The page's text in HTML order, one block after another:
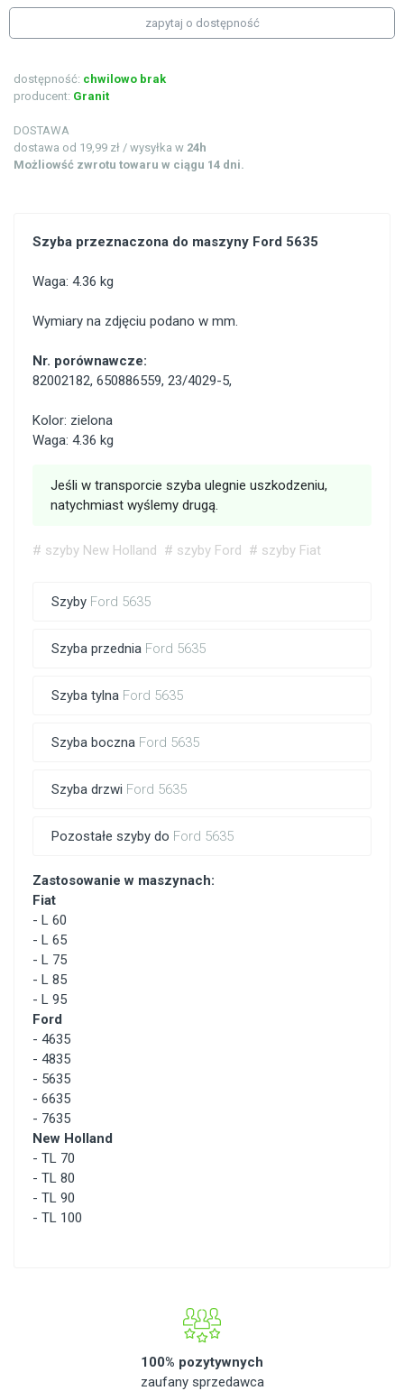
zapytaj o dostępność
dostępność: chwilowo brak
producent: Granit
DOSTAWA
dostawa od 19,99 zł / wysyłka w 24h
Możliowść zwrotu towaru w ciągu 14 dni.
Szyby Ford 5635
Szyba przednia Ford 5635
Szyba tylna Ford 5635
Szyba boczna Ford 5635
Szyba drzwi Ford 5635
Pozostałe szyby do Ford 5635
Szyba przeznaczona do maszyny Ford 5635
Waga: 4.36 kg
Wymiary na zdjęciu podano w mm.
Nr. porównawcze:
82002182, 650886559, 23/4029-5,
Kolor: zielona
Waga: 4.36 kg
Jeśli w transporcie szyba ulegnie uszkodzeniu,
natychmiast wyślemy drugą.
# szyby New Holland # szyby Ford # szyby Fiat
Zastosowanie w maszynach:
Fiat
- L 60
- L 65
- L 75
- L 85
- L 95
Ford
- 4635
- 4835
- 5635
- 6635
- 7635
New Holland
- TL 70
- TL 80
- TL 90
- TL 100
100% pozytywnych
zaufany sprzedawca